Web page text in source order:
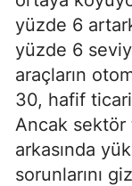
yüzde 6
yüzde 6
araçların
30, hafif
Ancak
arkasında
sorunlarını